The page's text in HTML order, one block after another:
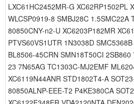
LXC61HC2452MR-G XC62RP1502PL
WLCSP0919-8 SMBJ28C 1.5SMC22A
80850CNY-n2-U XC6203P182MR
PTVS60VS1UTR 1N3038D
BL8506-45CRN SMN18T50CI 2SB860
23 7N65AG TC1303C-MJ2EMF
XC6119N44ANR STD1802T4-A
80850ALNP-EEE-T2 P4KE380CA